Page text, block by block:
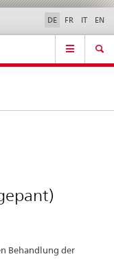
Kontakt | Support & Hilfe
DE FR IT EN
Behandlung der